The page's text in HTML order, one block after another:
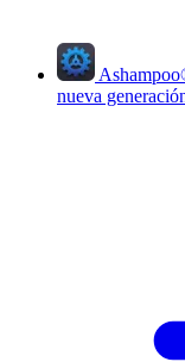
Ashampoo
nueva